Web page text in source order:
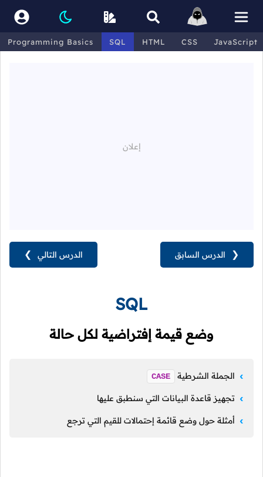
Programming Basics SQL HTML CSS JavaScript
الدرس التالي ❯ ❮ الدرس السابق
SQL
وضع قيمة إفتراضية لكل حالة
الجملة الشرطية CASE
تجهيز قاعدة البيانات التي سنطبق عليها
أمثلة حول وضع قائمة إحتمالات للقيم التي ترجع